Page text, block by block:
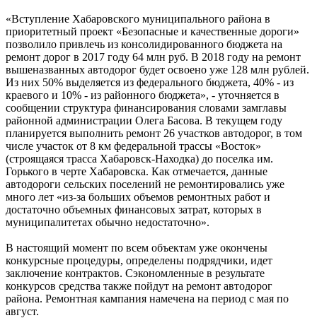
«Вступление Хабаровского муниципального района в
приоритетный проект «Безопасные и качественные дороги»
позволило привлечь из консолидированного бюджета на
ремонт дорог в 2017 году 64 млн руб. В 2018 году на ремонт
вышеназванных автодорог будет освоено уже 128 млн рублей.
Из них 50% выделяется из федерального бюджета, 40% - из
краевого и 10% - из районного бюджета», - уточняется в
сообщении структура финансирования словами замглавы
районной администрации Олега Басова. В текущем году
планируется выполнить ремонт 26 участков автодорог, в том
числе участок от 8 км федеральной трассы «Восток»
(строящаяся трасса Хабаровск-Находка) до поселка им.
Горького в черте Хабаровска. Как отмечается, данные
автодороги сельских поселений не ремонтировались уже
много лет «из-за больших объемов ремонтных работ и
достаточно объемных финансовых затрат, которых в
муниципалитетах обычно недостаточно».
В настоящий момент по всем объектам уже окончены
конкурсные процедуры, определены подрядчики, идет
заключение контрактов. Сэкономленные в результате
конкурсов средства также пойдут на ремонт автодорог
района. Ремонтная кампания намечена на период с мая по
август.